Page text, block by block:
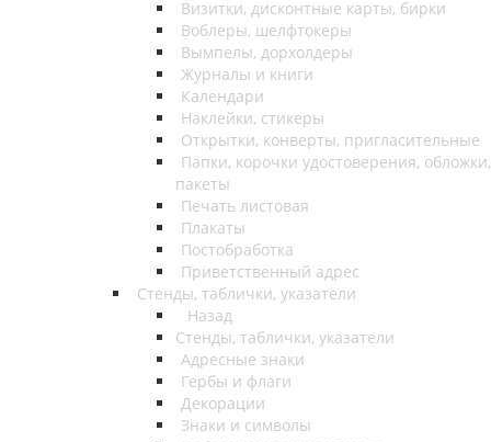
Визитки, дисконтные карты, бирки
Воблеры, шелфтокеры
Вымпелы, дорхолдеры
Журналы и книги
Календари
Наклейки, стикеры
Открытки, конверты, пригласительные
Папки, корочки удостоверения, обложки,
пакеты
Печать листовая
Плакаты
Постобработка
Приветственный адрес
Стенды, таблички, указатели
Назад
Стенды, таблички, указатели
Адресные знаки
Гербы и флаги
Декорации
Знаки и символы